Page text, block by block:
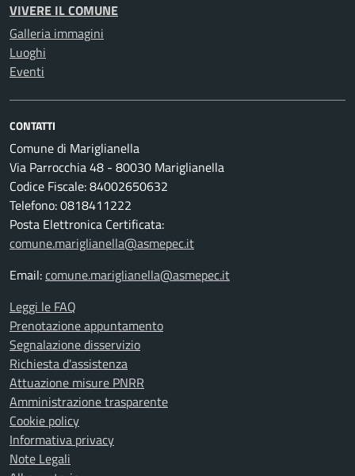
VIVERE IL COMUNE
Galleria immagini
Luoghi
Eventi
CONTATTI
Comune di Mariglianella
Via Parrocchia 48 - 80030 Mariglianella
Codice Fiscale: 84002650632
Telefono: 0818411222
Posta Elettronica Certificata:
comune.mariglianella@asmepec.it
Email:comune.mariglianella@asmepec.it
Leggi le FAQ
Prenotazione appuntamento
Segnalazione disservizio
Richiesta d'assistenza
Attuazione misure PNRR
Amministrazione trasparente
Cookie policy
Informativa privacy
Note Legali